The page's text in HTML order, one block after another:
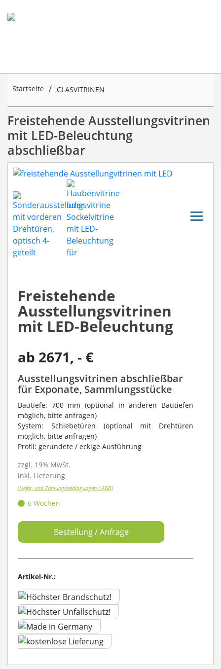
Startseite GLASVITRINEN
Freistehende Ausstellungsvitrinen
mit LED-Beleuchtung
abschließbar
Freistehende
Ausstellungsvitrinen
mit LED-Beleuchtung
ab 2671, - €
Ausstellungsvitrinen abschließbar
für Exponate, Sammlungsstücke
Bautiefe: 700 mm (optional in anderen Bautiefen
möglich, bitte anfragen)
System: Schiebetüren (optional mit Drehtüren
möglich, bitte anfragen)
Profil: gerundete / eckige Ausführung
zzgl. 19% MwSt.
inkl. Lieferung
(Liefer- und Zahlungsbedingungen / AGB)
6 Wochen
Bestellung / Anfrage
Artikel-Nr.: